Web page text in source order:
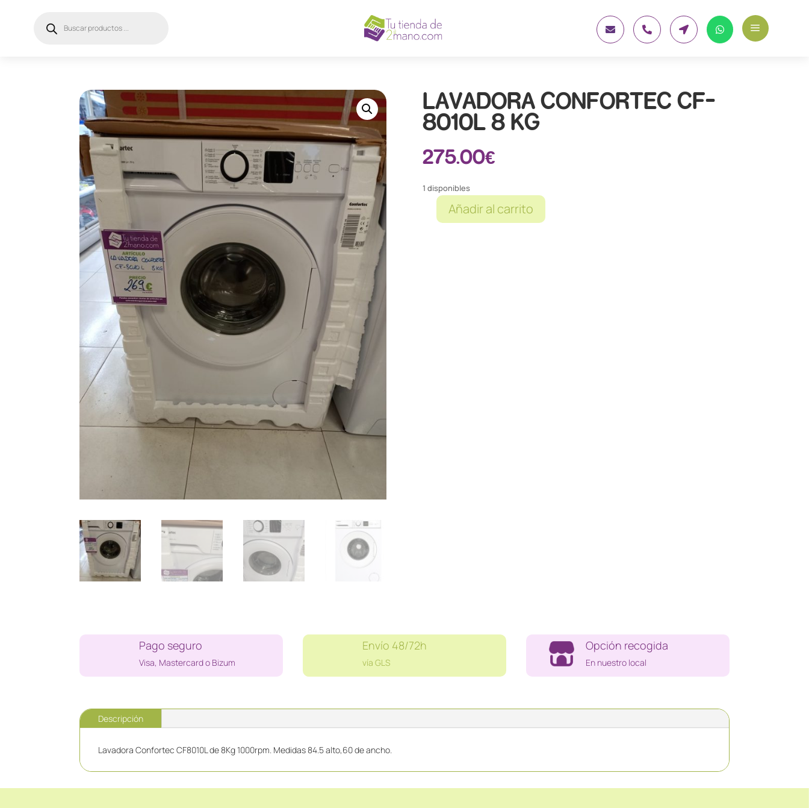
productos     a
LAVADORA CONFORTEC CF-
8010L 8 KG
275.00€
1 disponibles
LAVADORAAñadir al carrito
Pago seguro
Visa, Mastercard o Bizum
Envío 48/72h
vía GLS
Opción recogida
En nuestro local
Descripción
Lavadora Confortec CF8010L de 8Kg 1000rpm. Medidas 84.5 alto,60 de ancho.